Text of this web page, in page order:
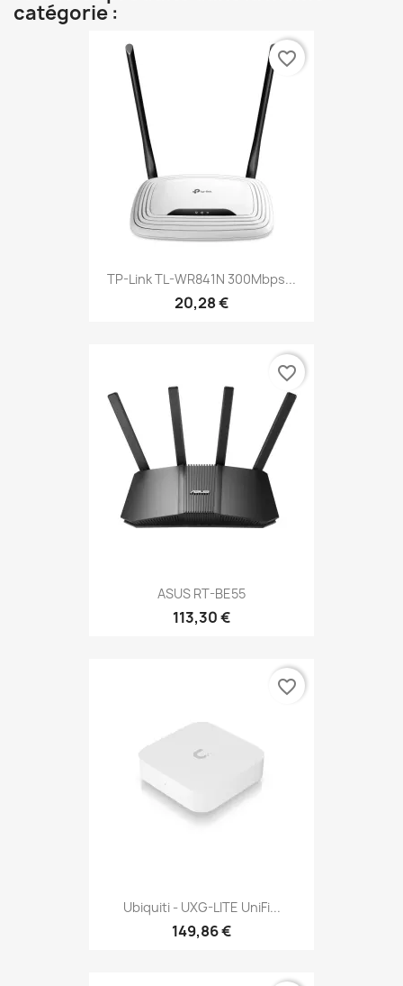
catégorie :
TP-Link TL-WR841N 300Mbps...
20,28 €
favorite_border
ASUS RT-BE55
113,30 €
favorite_border
Ubiquiti - UXG-LITE UniFi...
149,86 €
favorite_border